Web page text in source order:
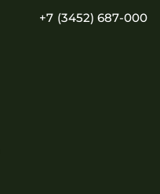
+7 (3452) 687-000